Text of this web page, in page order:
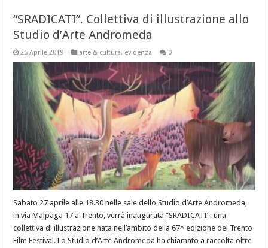
“SRADICATI”. Collettiva di illustrazione allo
Studio d’Arte Andromeda
25 Aprile 2019 arte & cultura, evidenza 0
Sabato 27 aprile alle 18.30 nelle sale dello Studio d’Arte Andromeda,
in via Malpaga 17 a Trento, verrà inaugurata “SRADICATI”, una
collettiva di illustrazione nata nell’ambito della 67^ edizione del Trento
Film Festival. Lo Studio d’Arte Andromeda ha chiamato a raccolta oltre